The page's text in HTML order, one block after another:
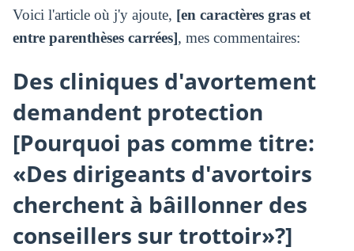
Voici l'article où j'y ajoute, [en caractères gras et
entre parenthèses carrées], mes commentaires:
Des cliniques d'avortement
demandent protection
[Pourquoi pas comme titre:
«Des dirigeants d'avortoirs
cherchent à bâillonner des
conseillers sur trottoir»?]